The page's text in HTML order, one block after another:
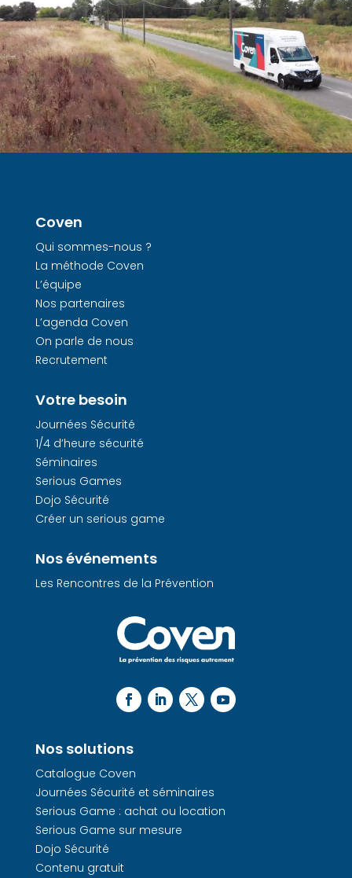
Coven
Qui sommes-nous ?
La méthode Coven
L’équipe
Nos partenaires
L’agenda Coven
On parle de nous
Recrutement
Votre besoin
Journées Sécurité
1/4 d’heure sécurité
Séminaires
Serious Games
Dojo Sécurité
Créer un serious game
Nos événements
Les Rencontres de la Prévention
Nos solutions
Catalogue Coven
Journées Sécurité et séminaires
Serious Game : achat ou location
Serious Game sur mesure
Dojo Sécurité
Contenu gratuit